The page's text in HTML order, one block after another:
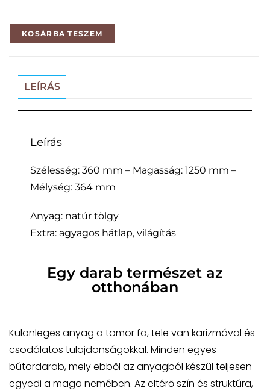
KOSÁRBA TESZEM
LEÍRÁS
Leírás
Szélesség: 360 mm – Magasság: 1250 mm –
Mélység: 364 mm
Anyag: natúr tölgy
Extra: agyagos hátlap, világítás
Egy darab természet az
otthonában
Különleges anyag a tömör fa, tele van karizmával és
csodálatos tulajdonságokkal. Minden egyes
bútordarab, mely ebből az anyagból készül teljesen
egyedi a maga nemében. Az eltérő szín és struktúra,